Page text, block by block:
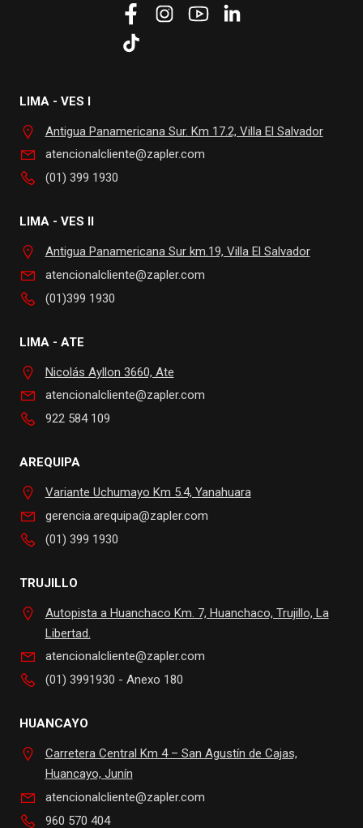
LIMA - VES I
Antigua Panamericana Sur. Km 17.2, Villa El Salvador
atencionalcliente@zapler.com
(01) 399 1930
LIMA - VES II
Antigua Panamericana Sur km.19, Villa El Salvador
atencionalcliente@zapler.com
(01)399 1930
LIMA - ATE
Nicolás Ayllon 3660, Ate
atencionalcliente@zapler.com
922 584 109
AREQUIPA
Variante Uchumayo Km 5.4, Yanahuara
gerencia.arequipa@zapler.com
(01) 399 1930
TRUJILLO
Autopista a Huanchaco Km. 7, Huanchaco, Trujillo, La
Libertad.
atencionalcliente@zapler.com
(01) 3991930 - Anexo 180
HUANCAYO
Carretera Central Km 4 – San Agustín de Cajas,
Huancayo, Junín
atencionalcliente@zapler.com
960 570 404